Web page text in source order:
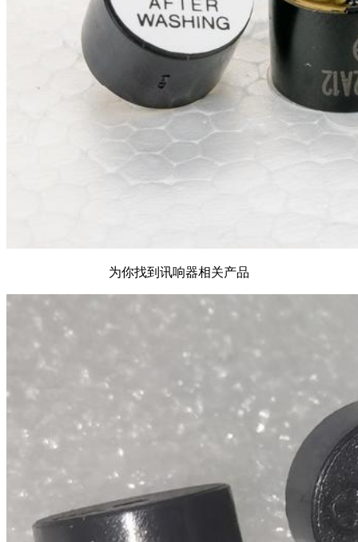
为你找到讯响器相关产品